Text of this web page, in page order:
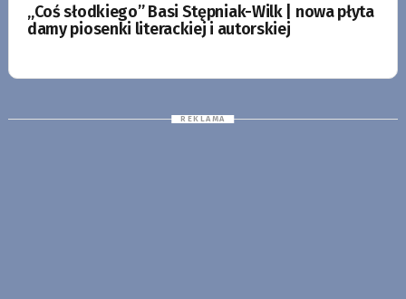
„Coś słodkiego” Basi Stępniak-Wilk | nowa płyta
damy piosenki literackiej i autorskiej